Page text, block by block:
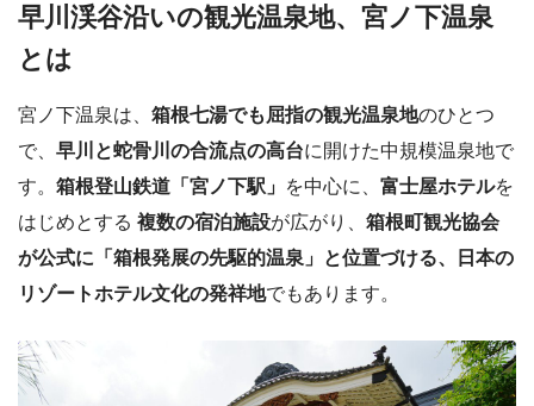
早川渓谷沿いの観光温泉地、宮ノ下温泉
とは
宮ノ下温泉は、 箱根七湯でも屈指の観光温泉地のひとつ
で、 早川と蛇骨川の合流点の高台に開けた中規模温泉地で
す。 箱根登山鉄道「宮ノ下駅」 を中心に、 富士屋ホテルを
はじめとする 複数の宿泊施設が広がり、 箱根町観光協会
が公式に「箱根発展の先駆的温泉」と位置づける、日本の
リゾートホテル文化の発祥地でもあります。